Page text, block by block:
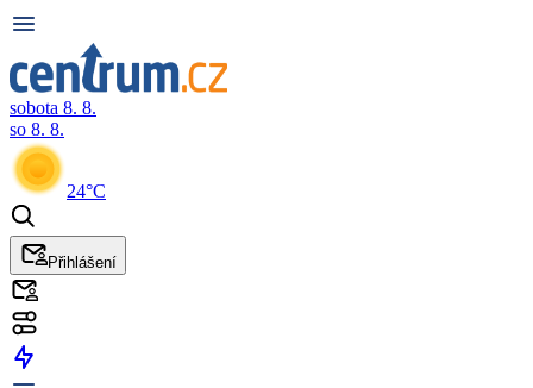
sobota 8. 8.
so 8. 8.
24°C
Přihlášení